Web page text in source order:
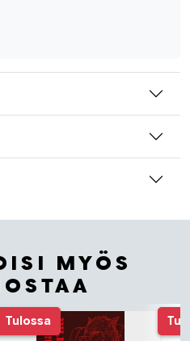
MYÖS
Tulossa